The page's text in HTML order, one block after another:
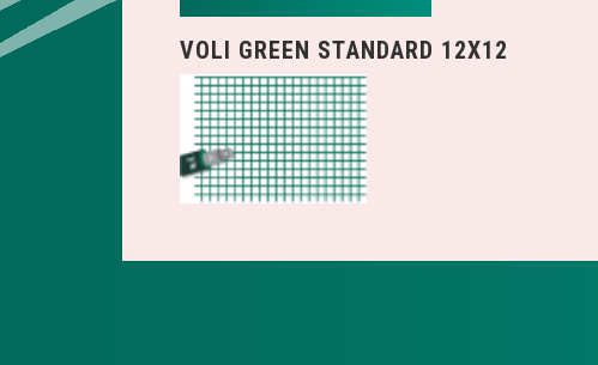
VOLI GREEN STANDARD 12X12